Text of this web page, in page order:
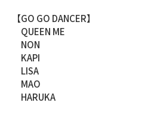
【GO GO DANCER】
QUEEN ME
NON
KAPI
LISA
MAO
HARUKA